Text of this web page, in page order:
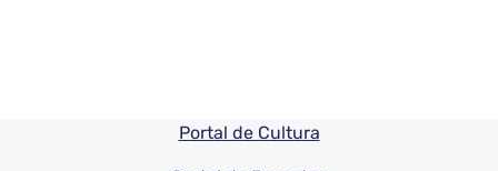
Pie de pagina información
Portal de Cultura